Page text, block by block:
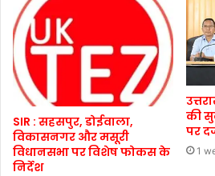
SIR : सहसपुर, डोईवाला,
विकासनगर और मसूरी
विधानसभा पर विशेष फोकस के
निर्देश
की
पर
1